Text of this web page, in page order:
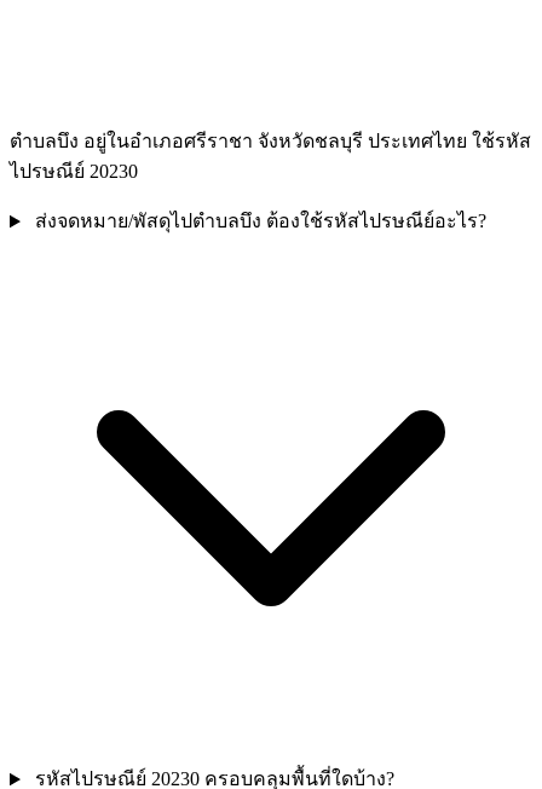
ตำบลบึง อยู่ในอำเภอศรีราชา จังหวัดชลบุรี ประเทศไทย ใช้รหัส
ไปรษณีย์ 20230
ส่งจดหมาย/พัสดุไปตำบลบึง ต้องใช้รหัสไปรษณีย์อะไร?
รหัสไปรษณีย์ 20230 ครอบคลุมพื้นที่ใดบ้าง?